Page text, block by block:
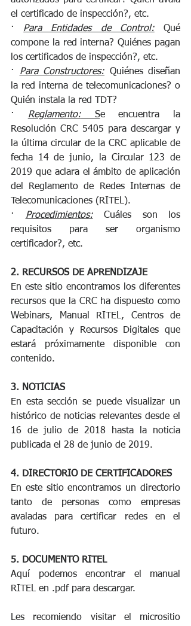
el certificado de inspección?, etc.
· Para Entidades de Control: Qué
compone la red interna? Quiénes pagan
los certificados de inspección?, etc.
· Para Constructores: Quiénes diseñan
la red interna de telecomunicaciones? o
Quién instala la red TDT?
· Reglamento: Se encuentra la
Resolución CRC 5405 para descargar y
la última circular de la CRC aplicable de
fecha 14 de junio, la Circular 123 de
2019 que aclara el ámbito de aplicación
del Reglamento de Redes Internas de
Telecomunicaciones (RITEL).
· Procedimientos: Cuáles son los
requisitos para ser organismo
certificador?, etc.
2. RECURSOS DE APRENDIZAJE
En este sitio encontramos los diferentes
recursos que la CRC ha dispuesto como
Webinars, Manual RITEL, Centros de
Capacitación y Recursos Digitales que
estará próximamente disponible con
contenido.
3. NOTICIAS
En esta sección se puede visualizar un
histórico de noticias relevantes desde el
16 de julio de 2018 hasta la noticia
publicada el 28 de junio de 2019.
4. DIRECTORIO DE CERTIFICADORES
En este sitio encontramos un directorio
tanto de personas como empresas
avaladas para certificar redes en el
futuro.
5. DOCUMENTO RITEL
Aquí podemos encontrar el manual
RITEL en .pdf para descargar.